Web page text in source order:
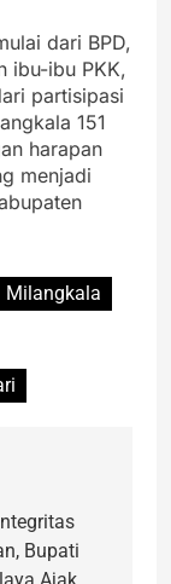
dari BPD,
ibu-ibu PKK,
partisipasi
151
harapan
menjadi
Milangkala
Bupati